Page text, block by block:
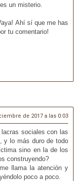
un misterio.
Ahí sí que me has
tu comentario!
de 2017 a las 0:03
sociales con las
y lo más duro de todo
sino en la de los
construyendo?
llama la atención y
poco a poco.